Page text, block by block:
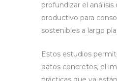
profundizar el análisis
productivo para
sostenibles a largo
Estos estudios
datos concretos, el